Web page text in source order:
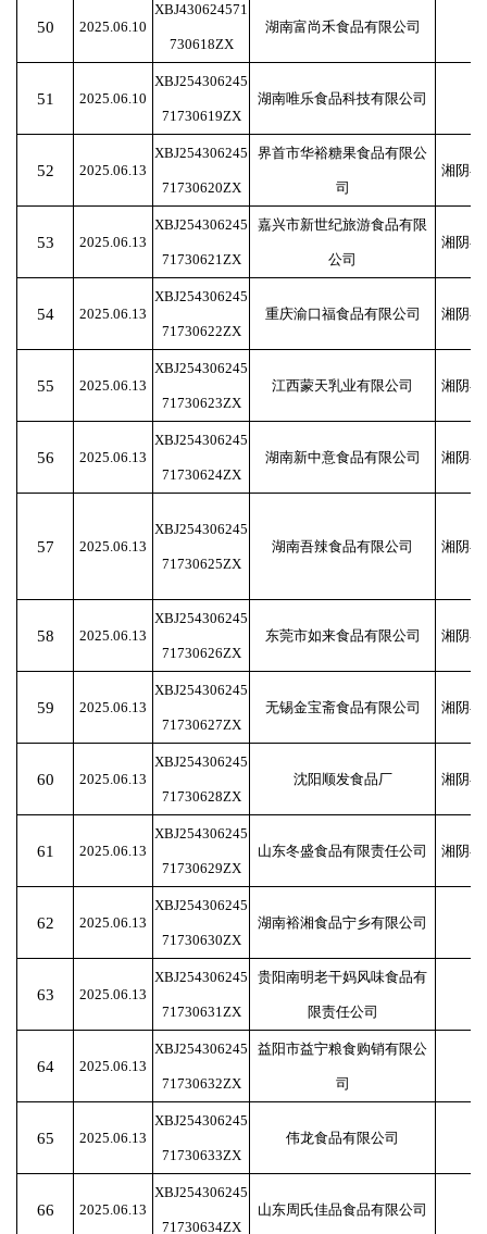
50 2025.06.10
XBJ430624571
730618ZX
湖南富尚禾食品有限公司
51 2025.06.10
XBJ254306245
71730619ZX
湖南唯乐食品科技有限公司
52 2025.06.13
XBJ254306245
71730620ZX
界首市华裕糖果食品有限公
司
湘阴县
53 2025.06.13
XBJ254306245
71730621ZX
嘉兴市新世纪旅游食品有限
公司
湘阴县
54 2025.06.13
XBJ254306245
71730622ZX
重庆渝口福食品有限公司 湘阴县
55 2025.06.13
XBJ254306245
71730623ZX
江西蒙天乳业有限公司 湘阴县
56 2025.06.13
XBJ254306245
71730624ZX
湖南新中意食品有限公司 湘阴县
57 2025.06.13
XBJ254306245
71730625ZX
湖南吾辣食品有限公司 湘阴县
58 2025.06.13
XBJ254306245
71730626ZX
东莞市如来食品有限公司 湘阴县
59 2025.06.13
XBJ254306245
71730627ZX
无锡金宝斋食品有限公司 湘阴县
60 2025.06.13
XBJ254306245
71730628ZX
沈阳顺发食品厂 湘阴县
61 2025.06.13
XBJ254306245
71730629ZX
山东冬盛食品有限责任公司 湘阴县
62 2025.06.13
XBJ254306245
71730630ZX
湖南裕湘食品宁乡有限公司
63 2025.06.13
XBJ254306245
71730631ZX
贵阳南明老干妈风味食品有
限责任公司
64 2025.06.13
XBJ254306245
71730632ZX
益阳市益宁粮食购销有限公
司
65 2025.06.13
XBJ254306245
71730633ZX
伟龙食品有限公司
66 2025.06.13
XBJ254306245
71730634ZX
山东周氏佳品食品有限公司